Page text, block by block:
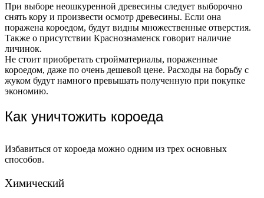
При выборе неошкуренной древесины следует выборочно
снять кору и произвести осмотр древесины. Если она
поражена короедом, будут видны множественные отверстия.
Также о присутствии Краснознаменск говорит наличие
личинок.
Не стоит приобретать стройматериалы, пораженные
короедом, даже по очень дешевой цене. Расходы на борьбу с
жуком будут намного превышать полученную при покупке
экономию.
Как уничтожить короеда
Избавиться от короеда можно одним из трех основных
способов.
Химический